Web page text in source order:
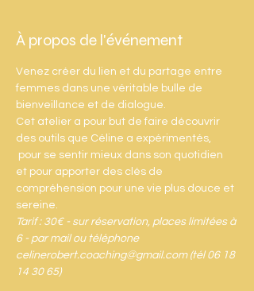
À propos de l'événement
Venez créer du lien et du partage entre
femmes dans une véritable bulle de
bienveillance et de dialogue.
Cet atelier a pour but de faire découvrir
des outils que Céline a expérimentés,
pour se sentir mieux dans son quotidien
et pour apporter des clés de
compréhension pour une vie plus douce et
sereine.
Tarif : 30€ - sur réservation, places limitées à
6 - par mail ou téléphone
celinerobert.coaching@gmail.com (tél 06 18
14 30 65)